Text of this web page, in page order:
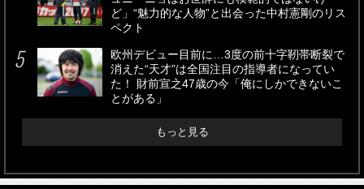
ど」“魅力的な人物”と出会った中村憲剛のリス
ペクト
欧州デビュー目前に…3度の前十字靭帯断裂で
消えた“天才”は全国注目の指導者になってい
た！ 財前宣之47歳の今「俺にしかできないこ
とがある」
もっと見る